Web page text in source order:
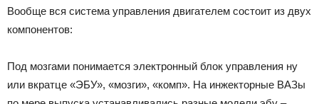
Вообще вся система управления двигателем состоит из двух
компонентов:
Под мозгами понимается электронный блок управления ну
или вкратце «ЭБУ», «мозги», «комп». На инжекторные ВАЗы